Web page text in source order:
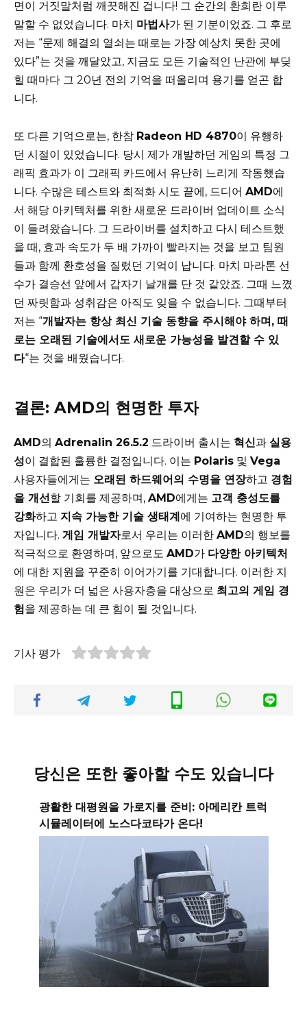
면이 거짓말처럼 깨끗해진 겁니다! 그 순간의 환희란 이루
말할 수 없었습니다. 마치 마법사가 된 기분이었죠. 그 후로
저는 “문제 해결의 열쇠는 때로는 가장 예상치 못한 곳에
있다”는 것을 깨달았고, 지금도 모든 기술적인 난관에 부딪
힐 때마다 그 20년 전의 기억을 떠올리며 용기를 얻곤 합
니다.
또 다른 기억으로는, 한참 Radeon HD 4870이 유행하
던 시절이 있었습니다. 당시 제가 개발하던 게임의 특정 그
래픽 효과가 이 그래픽 카드에서 유난히 느리게 작동했습
니다. 수많은 테스트와 최적화 시도 끝에, 드디어 AMD에
서 해당 아키텍처를 위한 새로운 드라이버 업데이트 소식
이 들려왔습니다. 그 드라이버를 설치하고 다시 테스트했
을 때, 효과 속도가 두 배 가까이 빨라지는 것을 보고 팀원
들과 함께 환호성을 질렀던 기억이 납니다. 마치 마라톤 선
수가 결승선 앞에서 갑자기 날개를 단 것 같았죠. 그때 느꼈
던 짜릿함과 성취감은 아직도 잊을 수 없습니다. 그때부터
저는 “개발자는 항상 최신 기술 동향을 주시해야 하며, 때
로는 오래된 기술에서도 새로운 가능성을 발견할 수 있
다“는 것을 배웠습니다.
결론: AMD의 현명한 투자
AMD의 Adrenalin 26.5.2 드라이버 출시는 혁신과 실용
성이 결합된 훌륭한 결정입니다. 이는 Polaris 및 Vega
사용자들에게는 오래된 하드웨어의 수명을 연장하고 경험
을 개선할 기회를 제공하며, AMD에게는 고객 충성도를
강화하고 지속 가능한 기술 생태계에 기여하는 현명한 투
자입니다. 게임 개발자로서 우리는 이러한 AMD의 행보를
적극적으로 환영하며, 앞으로도 AMD가 다양한 아키텍처
에 대한 지원을 꾸준히 이어가기를 기대합니다. 이러한 지
원은 우리가 더 넓은 사용자층을 대상으로 최고의 게임 경
험을 제공하는 데 큰 힘이 될 것입니다.
기사 평가
당신은 또한 좋아할 수도 있습니다
광활한 대평원을 가로지를 준비: 아메리칸 트럭
시뮬레이터에 노스다코타가 온다!